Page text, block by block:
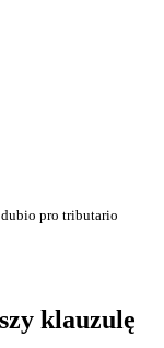
dubio pro tributario
klauzulę